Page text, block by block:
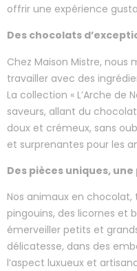
offrir une expérience
Des chocolats
Chez Maison Mistre, nous
travailler avec des
La collection « L’Arche
saveurs, allant du
doux et crémeux, sans
et surprenantes pour les
Des pièces uniques,
Nos animaux en chocolat,
pingouins, des licornes et
émerveiller petits et
délicatesse, dans des
l’aspect luxueux et